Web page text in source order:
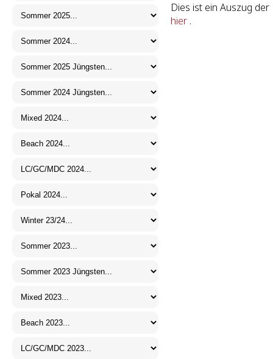
Dies ist ein Auszug
hier .